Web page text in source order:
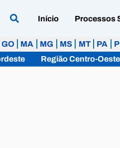
Início Processos
GO MA MG MS MT PA
Região Centro-Oeste